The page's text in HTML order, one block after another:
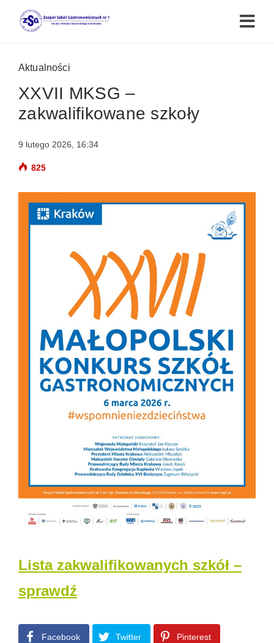
Aktualności
XXVII MKSG –
zakwalifikowane szkoły
9 lutego 2026, 16:34
825
Lista zakwalifikowanych szkół –
sprawdź
Facebook Twitter Pinterest